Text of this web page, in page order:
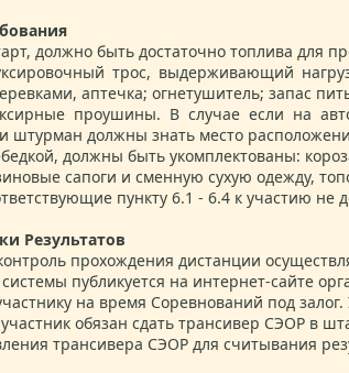
должно быть достаточно топлива для
трос, выдерживающий
аптечка; огнетушитель; запас
проушины. В случае если на
штурман должны знать место
должны быть укомплектованы:
сапоги и сменную сухую одежду,
пункту 6.1 - 6.4 к участию не
Результатов
прохождения дистанции
публикуется на интернет-сайте
на время Соревнований под
обязан сдать трансивер СЭОР в
трансивера СЭОР для считывания